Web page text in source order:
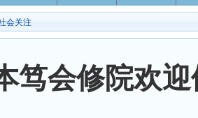
会关注
笃会修院欢